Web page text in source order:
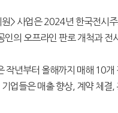
> 사업은 2024년 한국전시
인의 오프라인 판로 개척과 전
작년부터 올해까지 매해 10개
기업들은 매출 향상, 계약 체결